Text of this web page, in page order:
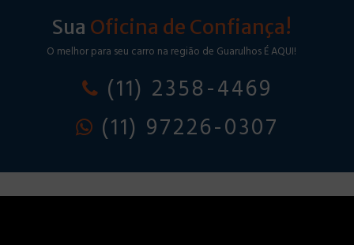
Sua Oficina de Confiança!
O melhor para seu carro na região de Guarulhos É AQUI!
(11) 2358-4469
(11) 97226-0307